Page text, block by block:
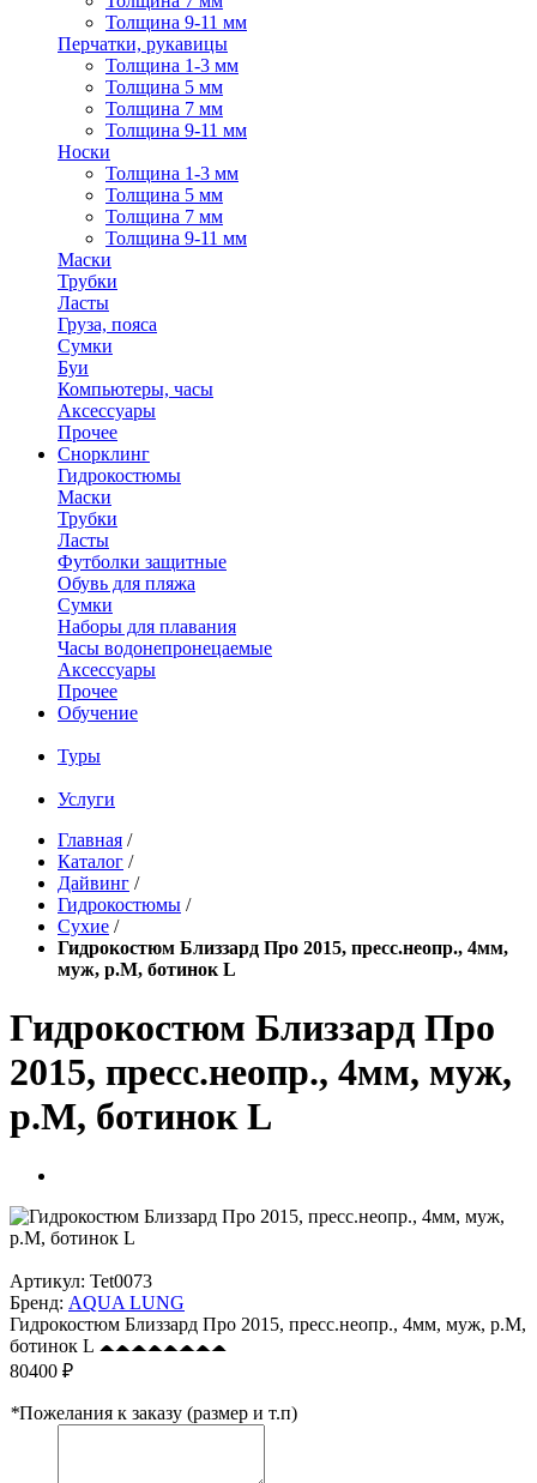
Толщина 9-11 мм
Перчатки, рукавицы
Толщина 1-3 мм
Толщина 5 мм
Толщина 7 мм
Толщина 9-11 мм
Носки
Толщина 1-3 мм
Толщина 5 мм
Толщина 7 мм
Толщина 9-11 мм
Маски
Трубки
Ласты
Груза, пояса
Сумки
Буи
Компьютеры, часы
Аксессуары
Прочее
Снорклинг
Гидрокостюмы
Маски
Трубки
Ласты
Футболки защитные
Обувь для пляжа
Сумки
Наборы для плавания
Часы водонепронецаемые
Аксессуары
Прочее
Обучение
Туры
Услуги
Главная /
Каталог /
Дайвинг /
Гидрокостюмы /
Сухие /
Гидрокостюм Близзард Про 2015, пресс.неопр., 4мм,
муж, р.М, ботинок L
Гидрокостюм Близзард Про
2015, пресс.неопр., 4мм, муж,
р.М, ботинок L
Артикул: Tet0073
Бренд: AQUA LUNG
Гидрокостюм Близзард Про 2015, пресс.неопр., 4мм, муж, р.М,
ботинок L
80400 ₽
*Пожелания к заказу (размер и т.п)